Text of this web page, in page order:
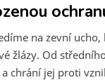
na zevní
žlázy. Od
chrání jej proti